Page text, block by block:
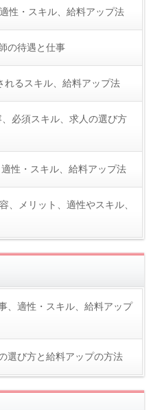
性・スキル、給料アップ法
の待遇と仕事
れるスキル、給料アップ法
必須スキル、求人の選び方
性・スキル、給料アップ法
、メリット、適性やスキル、
、適性・スキル、給料アップ
選び方と給料アップの方法